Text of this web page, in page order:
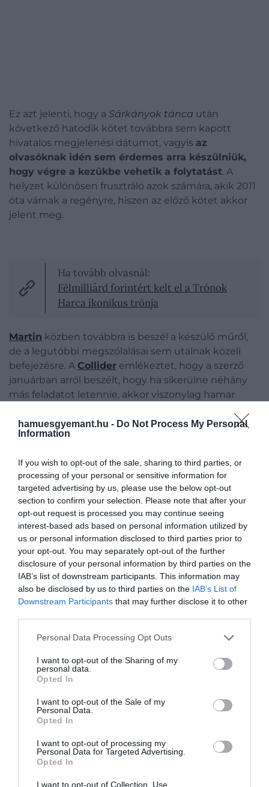
hamuesgyemant.hu - Do Not Process My Personal
Information
If you wish to opt-out of the sale, sharing to third parties, or
processing of your personal or sensitive information for
targeted advertising by us, please use the below opt-out
section to confirm your selection. Please note that after your
opt-out request is processed you may continue seeing
interest-based ads based on personal information utilized by
us or personal information disclosed to third parties prior to
your opt-out. You may separately opt-out of the further
disclosure of your personal information by third parties on the
IAB’s list of downstream participants. This information may
also be disclosed by us to third parties on the IAB’s List of
Downstream Participants that may further disclose it to other
Please note that this website/app uses one or more Google
not limited to your visit or usage behaviour. You may click to
grant or deny consent to Google and its third-party tags to
use your data for below specified purposes in below Google
consent section.
Personal Data Processing Opt Outs
I want to opt-out of the Sharing of my
personal data.
Opted In
I want to opt-out of the Sale of my
Personal Data.
Opted In
I want to opt-out of processing my
Personal Data for Targeted Advertising.
Opted In
I want to opt-out of Collection, Use,
Ez azt jelenti, hogy a Sárkányok tánca után
következő hatodik kötet továbbra sem kapott
hivatalos megjelenési dátumot, vagyis az
olvasóknak idén sem érdemes arra készülniük,
hogy végre a kezükbe vehetik a folytatást. A
helyzet különösen frusztráló azok számára, akik 2011
óta várnak a regényre, hiszen az előző kötet akkor
jelent meg.
Ha tovább olvasnál:
Félmilliárd forintért kelt el a Trónok
Harca ikonikus trónja
Martin közben továbbra is beszél a készülő műről,
de a legutóbbi megszólalásai sem utalnak közeli
befejezésre. A Collider emlékeztet, hogy a szerző
januárban arról beszélt, hogy ha sikerülne néhány
más feladatot letennie, akkor viszonylag hamar
elismerte, hogy bár mindenki számára világos, hogy
ez az első számú prioritás, nem mindig van olyan
Illusztráció
Radu Bercan / Shutterstock.com
hogy ő maga fejezze be a történetet
, és azt is
érzékeltette, hogy az ő elképzelése sötétebb lett